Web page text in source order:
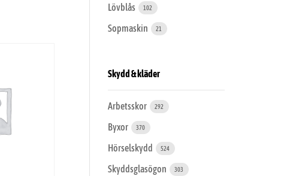
Lövblås 102
Sopmaskin 21
Skydd & kläder
Arbetsskor 292
Byxor 370
Hörselskydd 524
Skyddsglasögon 303